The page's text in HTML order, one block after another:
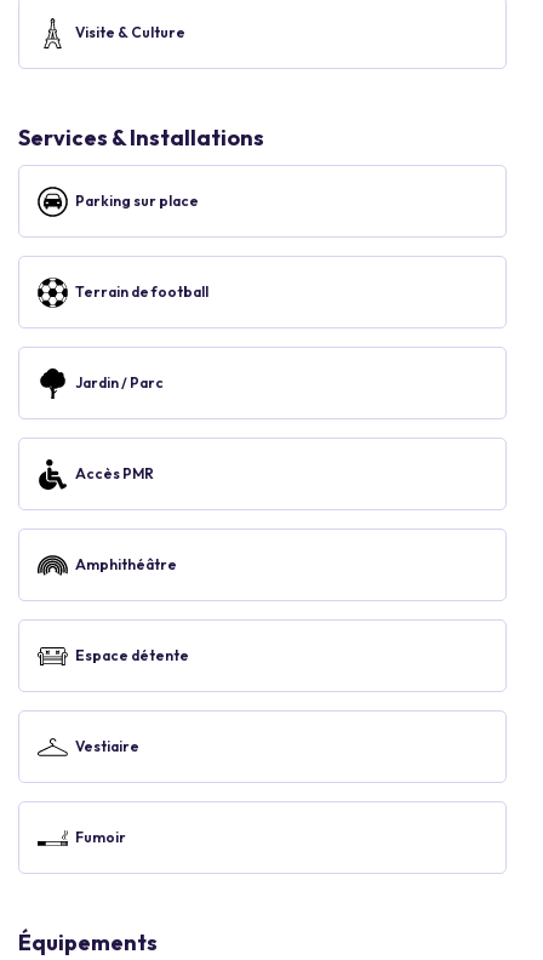
Visite & Culture
Services & Installations
Parking sur place
Terrain de football
Jardin / Parc
Accès PMR
Amphithéâtre
Espace détente
Vestiaire
Fumoir
Équipements